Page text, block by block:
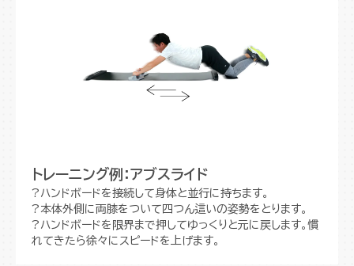
トレーニング例：アブスライド
?ハンドボードを接続して身体と並行に持ちます。
?本体外側に両膝をついて四つん這いの姿勢をとります。
?ハンドボードを限界まで押してゆっくりと元に戻します。慣
れてきたら徐々にスピードを上げます。